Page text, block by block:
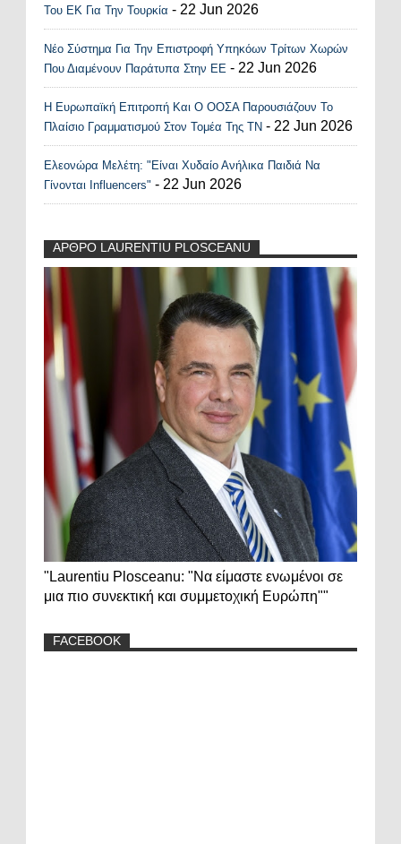
Του ΕΚ Για Την Τουρκία - 22 Jun 2026
Νέο Σύστημα Για Την Επιστροφή Υπηκόων Τρίτων Χωρών
Που Διαμένουν Παράτυπα Στην ΕΕ - 22 Jun 2026
Η Ευρωπαϊκή Επιτροπή Και Ο ΟΟΣΑ Παρουσιάζουν Το
Πλαίσιο Γραμματισμού Στον Τομέα Της ΤΝ - 22 Jun 2026
Ελεονώρα Μελέτη: "Είναι Χυδαίο Ανήλικα Παιδιά Να
Γίνονται Influencers" - 22 Jun 2026
ΑΡΘΡΟ LAURENTIU PLOSCEANU
"Laurentiu Plosceanu: "Να είμαστε ενωμένοι σε
μια πιο συνεκτική και συμμετοχική Ευρώπη""
FACEBOOK